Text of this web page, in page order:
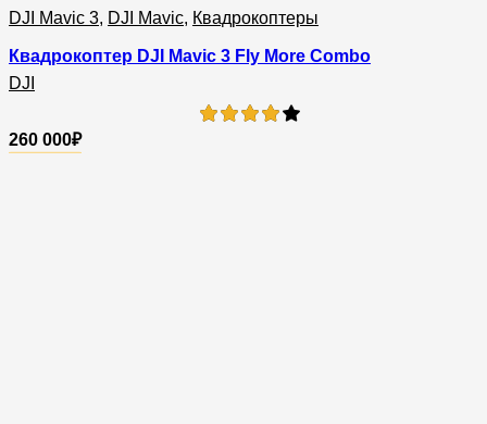
DJI Mavic 3, DJI Mavic, Квадрокоптеры
Квадрокоптер DJI Mavic 3 Fly More Combo
DJI
260 000₽